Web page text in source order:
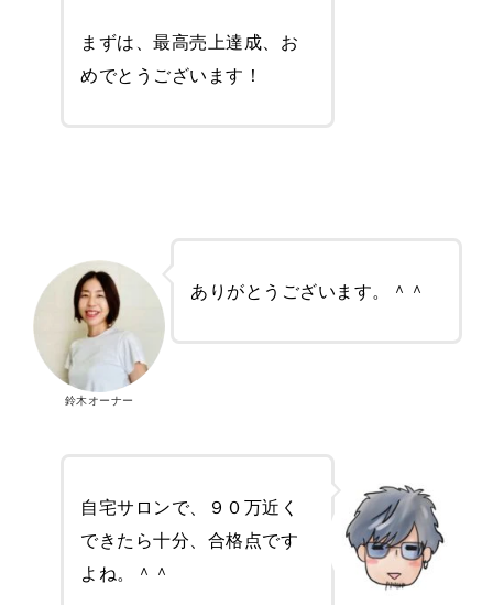
まずは、最高売上達成、お
めでとうございます！
ありがとうございます。＾＾
鈴木オーナー
自宅サロンで、９０万近く
できたら十分、合格点です
よね。＾＾